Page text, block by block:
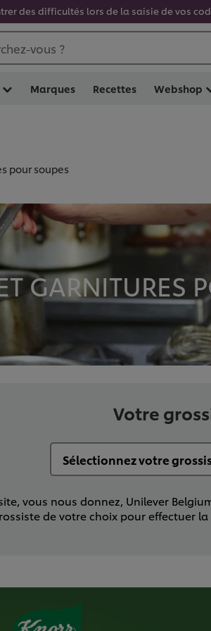
des difficultés lors de la saisie de vos
vous ?
Marques Recettes Webshop
pour soupes
GARNITURES
Votre
vous nous donnez, Unilever
de votre choix pour effectuer